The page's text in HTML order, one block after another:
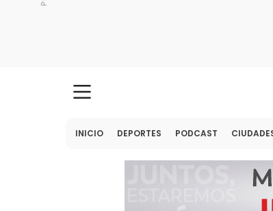
INICIO DEPORTES PODCAST